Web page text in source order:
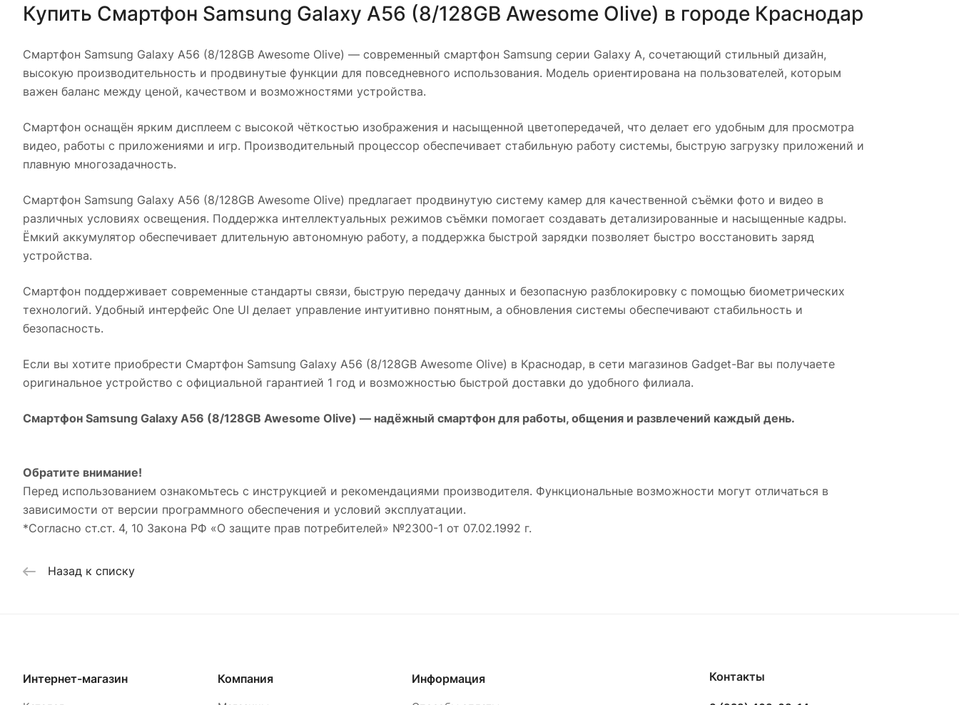
Купить Смартфон Samsung Galaxy A56 (8/128GB Awesome Olive) в городе Краснодар
Смартфон Samsung Galaxy A56 (8/128GB Awesome Olive) — современный смартфон Samsung серии Galaxy A, сочетающий стильный дизайн,
высокую производительность и продвинутые функции для повседневного использования. Модель ориентирована на пользователей, которым
важен баланс между ценой, качеством и возможностями устройства.
Смартфон оснащён ярким дисплеем с высокой чёткостью изображения и насыщенной цветопередачей, что делает его удобным для просмотра
видео, работы с приложениями и игр. Производительный процессор обеспечивает стабильную работу системы, быструю загрузку приложений и
плавную многозадачность.
Смартфон Samsung Galaxy A56 (8/128GB Awesome Olive) предлагает продвинутую систему камер для качественной съёмки фото и видео в
различных условиях освещения. Поддержка интеллектуальных режимов съёмки помогает создавать детализированные и насыщенные кадры.
Ёмкий аккумулятор обеспечивает длительную автономную работу, а поддержка быстрой зарядки позволяет быстро восстановить заряд
устройства.
Смартфон поддерживает современные стандарты связи, быструю передачу данных и безопасную разблокировку с помощью биометрических
технологий. Удобный интерфейс One UI делает управление интуитивно понятным, а обновления системы обеспечивают стабильность и
безопасность.
Если вы хотите приобрести Смартфон Samsung Galaxy A56 (8/128GB Awesome Olive) в Краснодар, в сети магазинов Gadget-Bar вы получаете
оригинальное устройство с официальной гарантией 1 год и возможностью быстрой доставки до удобного филиала.
Смартфон Samsung Galaxy A56 (8/128GB Awesome Olive) — надёжный смартфон для работы, общения и развлечений каждый день.
Обратите внимание!
Перед использованием ознакомьтесь с инструкцией и рекомендациями производителя. Функциональные возможности могут отличаться в
зависимости от версии программного обеспечения и условий эксплуатации.
*Согласно ст.ст. 4, 10 Закона РФ «О защите прав потребителей» №2300-1 от 07.02.1992 г.
Назад к списку
Интернет-магазин Компания Информация Контакты